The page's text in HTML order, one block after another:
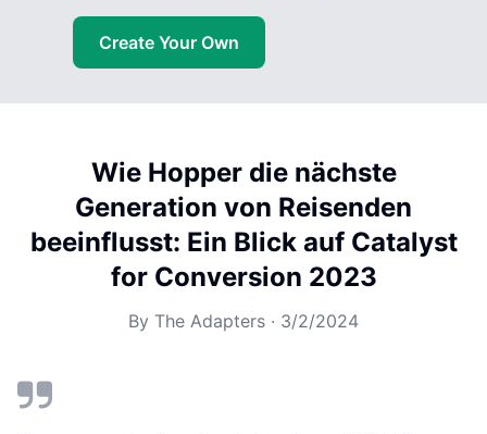
Create Your Own
Wie Hopper die nächste
Generation von Reisenden
beeinflusst: Ein Blick auf Catalyst
for Conversion 2023
By The Adapters · 3/2/2024